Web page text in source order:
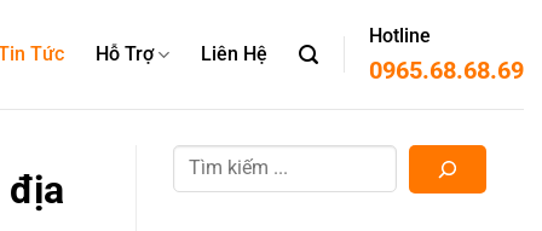
Tức Hỗ Trợ Liên Hệ
Hotline
0965.68.68.69
địa